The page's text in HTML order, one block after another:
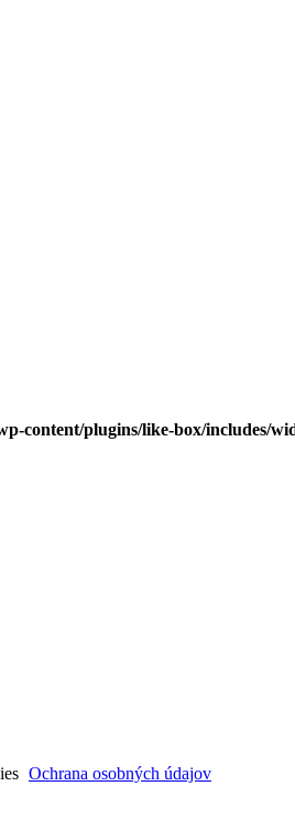
content/plugins/like-box/includes/
Ochrana osobných údajov